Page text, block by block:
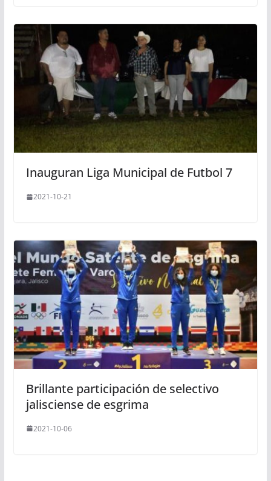
Inauguran Liga Municipal de Futbol 7
2021-10-21
Brillante participación de selectivo
jalisciense de esgrima
2021-10-06